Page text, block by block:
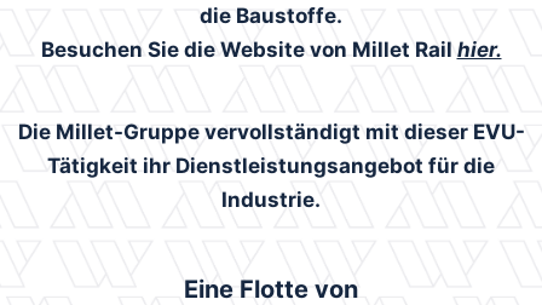
die Baustoffe.
Besuchen Sie die Website von Millet Rail hier.
Die Millet-Gruppe vervollständigt mit dieser EVU-
Tätigkeit ihr Dienstleistungsangebot für die
Industrie.
Eine Flotte von